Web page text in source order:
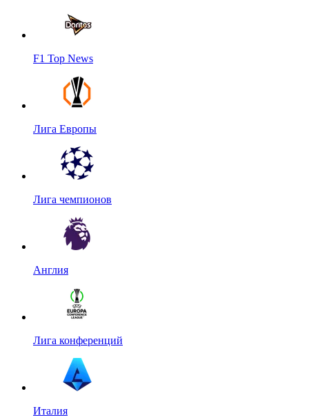
F1 Top News
Лига Европы
Лига чемпионов
Англия
Лига конференций
Италия